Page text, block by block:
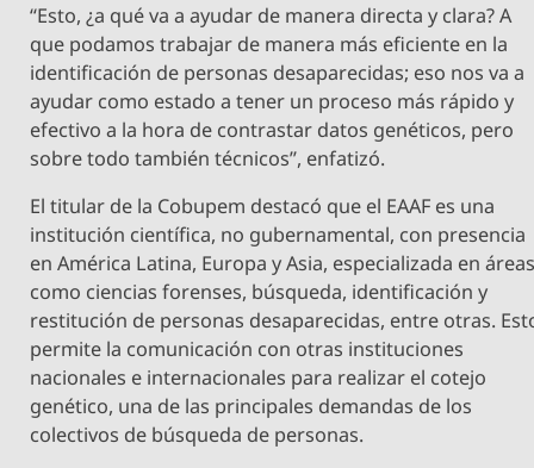
“Esto, ¿a qué va a ayudar de manera directa y clara? A
que podamos trabajar de manera más eficiente en la
identificación de personas desaparecidas; eso nos va a
ayudar como estado a tener un proceso más rápido y
efectivo a la hora de contrastar datos genéticos, pero
sobre todo también técnicos”, enfatizó.
El titular de la Cobupem destacó que el EAAF es una
institución científica, no gubernamental, con presencia
en América Latina, Europa y Asia, especializada en
como ciencias forenses, búsqueda, identificación y
restitución de personas desaparecidas, entre otras.
permite la comunicación con otras instituciones
nacionales e internacionales para realizar el cotejo
genético, una de las principales demandas de los
colectivos de búsqueda de personas.